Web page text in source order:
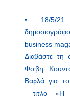
• 18/5/21:
business
Διαβάστε τη
Φοίβη
Βαρλά για
τίτλο «Η